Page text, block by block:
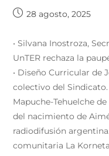
28 agosto, 2025
• Silvana Inostroza,
UnTER rechaza la
• Diseño Curricular de
colectivo del
Mapuche-Tehuelche
del nacimiento de
radiodifusión
comunitaria La